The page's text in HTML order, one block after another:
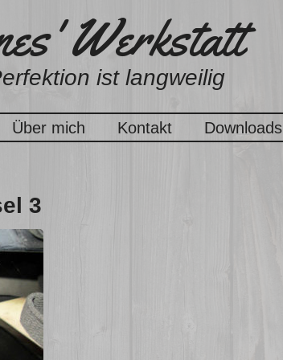
Werkstatt
ist langweilig
Über mich Kontakt Downloads
3